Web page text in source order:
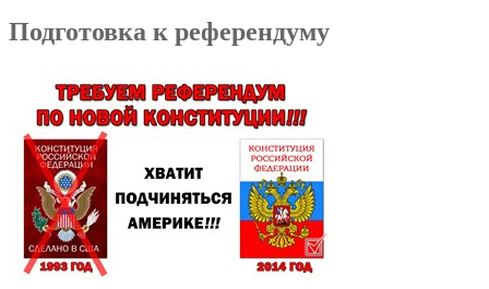
Подготовка к референдуму